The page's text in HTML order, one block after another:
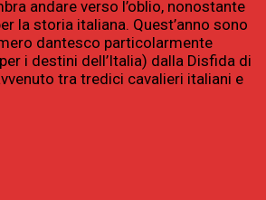
andare verso l’oblio, nonostante
la storia italiana. Quest’anno sono
dantesco particolarmente
i destini dell’Italia) dalla Disfida di
tra tredici cavalieri italiani e